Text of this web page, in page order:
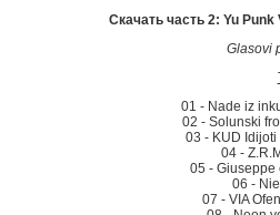
Скачать часть 2: Yu
Glasovi
01 - Nade iz
02 - Solunski
03 - KUD
04 -
05 - Giuseppe
06 -
07 - VIA